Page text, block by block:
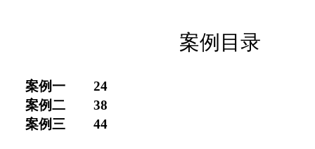
案例目录
案例一
24
案例二
38
案例三
44